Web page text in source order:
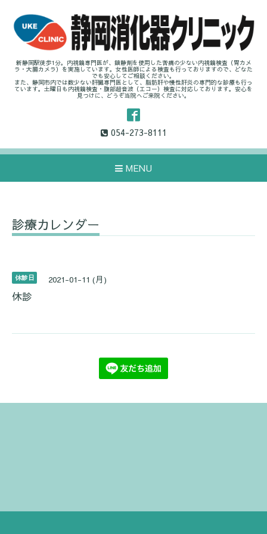
新静岡駅徒歩1分。内視鏡専門医が、鎮静剤を使用した苦痛の少ない内視鏡検査（胃カメ
ラ・大腸カメラ）を実施しています。女性医師による検査も行っておりますので、どなた
でも安心してご相談ください。
また、静岡市内では数少ない肝臓専門医として、脂肪肝や慢性肝炎の専門的な診療も行っ
ています。土曜日も内視鏡検査・腹部超音波（エコー）検査に対応しております。安心を
見つけに、どうぞ当院へご来院ください。
054-273-8111
MENU
診療カレンダー
休診日 2021-01-11 (月)
休診